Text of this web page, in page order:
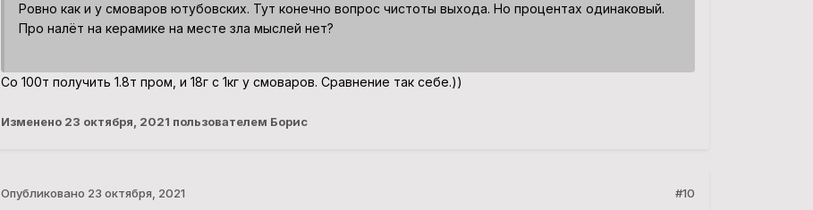
Ровно как и у смоваров ютубовских. Тут конечно вопрос чистоты выхода. Но процентах одинаковый.
Про налёт на керамике на месте зла мыслей нет?
Со 100т получить 1.8т пром, и 18г с 1кг у смоваров. Сравнение так себе.))
Изменено 23 октября, 2021 пользователем Борис
#10
Опубликовано 23 октября, 2021